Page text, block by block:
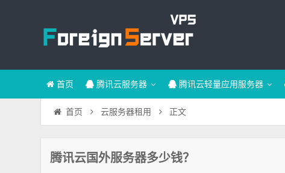
首页 腾讯云服务器 腾讯云轻量应用服务器
首页 云服务器租用 正文
腾讯云国外服务器多少钱？